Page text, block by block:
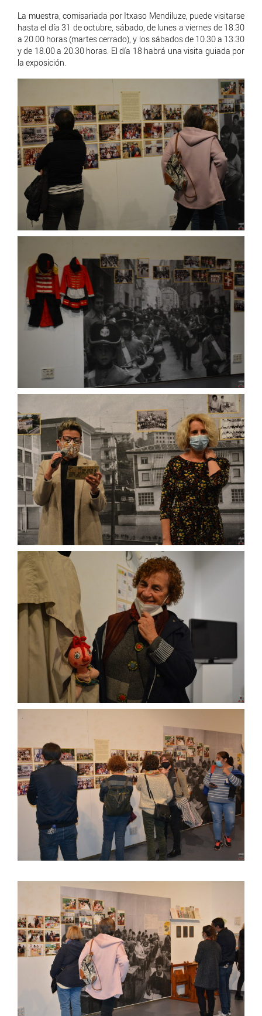
La muestra, comisariada por Itxaso Mendiluze, puede visitarse
hasta el día 31 de octubre, sábado, de lunes a viernes de 18.30
a 20.00 horas (martes cerrado), y los sábados de 10.30 a 13.30
y de 18.00 a 20.30 horas. El día 18 habrá una visita guiada por
la exposición.